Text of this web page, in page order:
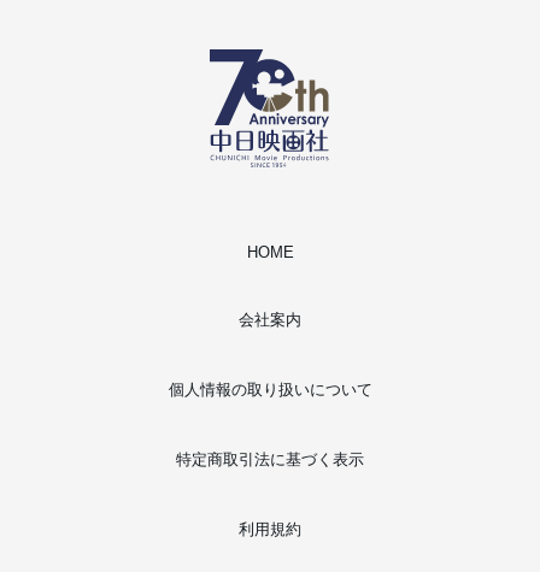
HOME
会社案内
個人情報の取り扱いについて
特定商取引法に基づく表示
利用規約